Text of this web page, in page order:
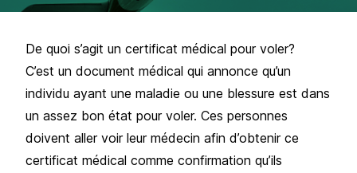
De quoi s’agit un certificat médical pour voler?
C’est un document médical qui annonce qu’un
individu ayant une maladie ou une blessure est dans
un assez bon état pour voler. Ces personnes
doivent aller voir leur médecin afin d’obtenir ce
certificat médical comme confirmation qu’ils